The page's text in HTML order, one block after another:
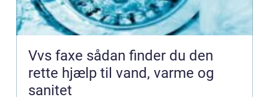
Vvs faxe sådan finder du den
rette hjælp til vand, varme og
sanitet